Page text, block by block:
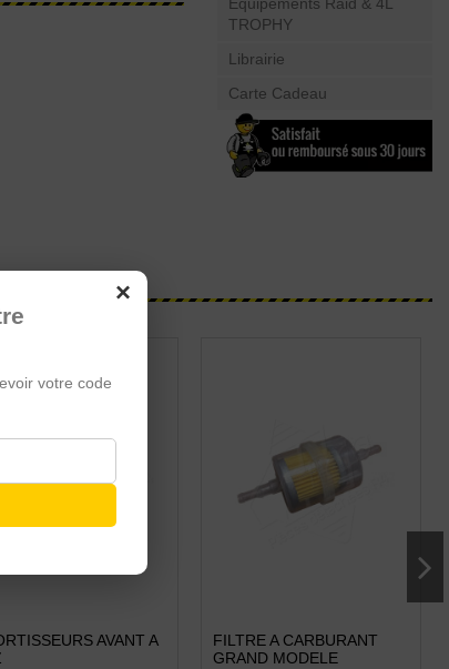
TROPHY
Librairie
Carte Cadeau
AVANT A
FILTRE A CARBURANT
GRAND MODELE
×
votre code